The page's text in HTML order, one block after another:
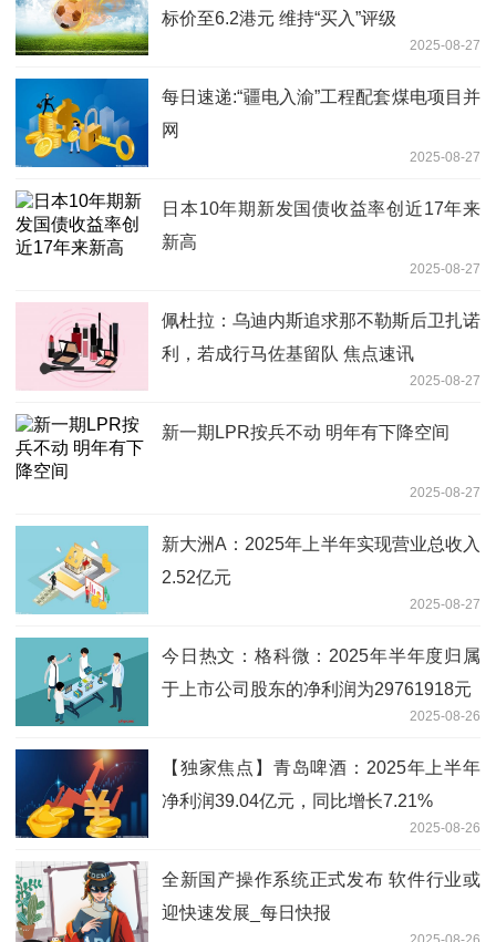
标价至6.2港元 维持“买入”评级
2025-08-27
每日速递:“疆电入渝”工程配套煤电项目并
网
2025-08-27
日本10年期新发国债收益率创近17年来
新高
2025-08-27
佩杜拉：乌迪内斯追求那不勒斯后卫扎诺
利，若成行马佐基留队 焦点速讯
2025-08-27
新一期LPR按兵不动 明年有下降空间
2025-08-27
新大洲A：2025年上半年实现营业总收入
2.52亿元
2025-08-27
今日热文：格科微：2025年半年度归属
于上市公司股东的净利润为29761918元
2025-08-26
【独家焦点】青岛啤酒：2025年上半年
净利润39.04亿元，同比增长7.21%
2025-08-26
全新国产操作系统正式发布 软件行业或
迎快速发展_每日快报